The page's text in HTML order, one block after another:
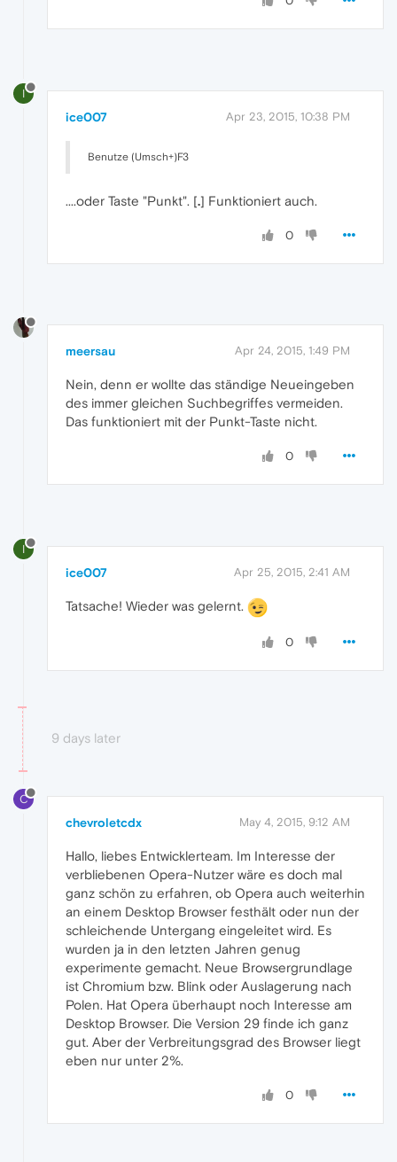
I
ice007 Apr 23, 2015, 10:38 PM
Benutze (Umsch+)F3
....oder Taste "Punkt". [.] Funktioniert auch.
0
meersau Apr 24, 2015, 1:49 PM
Nein, denn er wollte das ständige Neueingeben
des immer gleichen Suchbegriffes vermeiden.
Das funktioniert mit der Punkt-Taste nicht.
0
I
ice007 Apr 25, 2015, 2:41 AM
Tatsache! Wieder was gelernt.
0
9 days later
C
chevroletcdx May 4, 2015, 9:12 AM
Hallo, liebes Entwicklerteam. Im Interesse der
verbliebenen Opera-Nutzer wäre es doch mal
ganz schön zu erfahren, ob Opera auch weiterhin
an einem Desktop Browser festhält oder nun der
schleichende Untergang eingeleitet wird. Es
wurden ja in den letzten Jahren genug
experimente gemacht. Neue Browsergrundlage
ist Chromium bzw. Blink oder Auslagerung nach
Polen. Hat Opera überhaupt noch Interesse am
Desktop Browser. Die Version 29 finde ich ganz
gut. Aber der Verbreitungsgrad des Browser liegt
eben nur unter 2%.
0